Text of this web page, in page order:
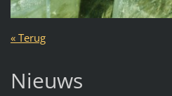
« Terug
Nieuws